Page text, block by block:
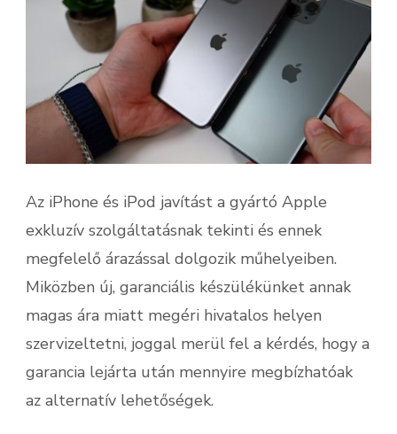
Az iPhone és iPod javítást a gyártó Apple
exkluzív szolgáltatásnak tekinti és ennek
megfelelő árazással dolgozik műhelyeiben.
Miközben új, garanciális készülékünket annak
magas ára miatt megéri hivatalos helyen
szervizeltetni, joggal merül fel a kérdés, hogy a
garancia lejárta után mennyire megbízhatóak
az alternatív lehetőségek.